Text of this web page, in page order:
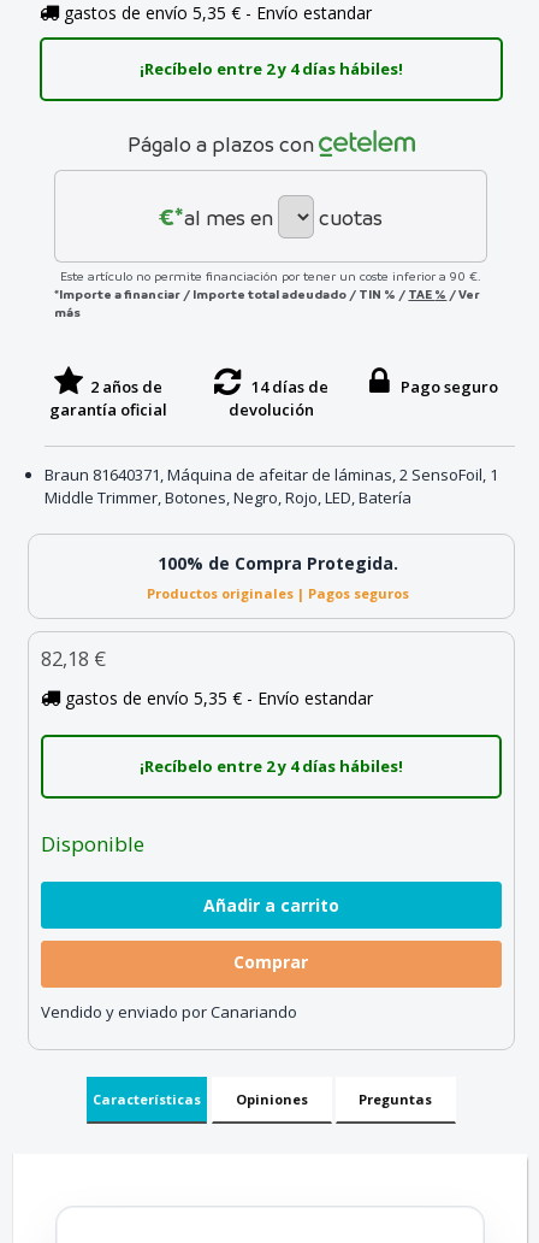
gastos de envío 5,35 € - Envío estandar
¡Recíbelo entre 2 y 4 días hábiles!
Págalo a plazos con
€*al mes en cuotas
Este artículo no permite financiación por tener un coste inferior a 90 €.
*Importe a financiar / Importe total adeudado / TIN % / TAE % /Ver
más
2 años de
garantía oficial
14 días de
devolución
Pago seguro
Braun 81640371, Máquina de afeitar de láminas, 2 SensoFoil, 1
Middle Trimmer, Botones, Negro, Rojo, LED, Batería
100% de Compra Protegida.
Productos originales | Pagos seguros
82,18 €
gastos de envío 5,35 € - Envío estandar
¡Recíbelo entre 2 y 4 días hábiles!
Disponible
Comprar
Vendido y enviado por Canariando
Características Opiniones Preguntas